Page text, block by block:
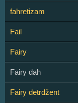
fahretizam
Fail
Fairy
Fairy dah
Fairy detrdžent